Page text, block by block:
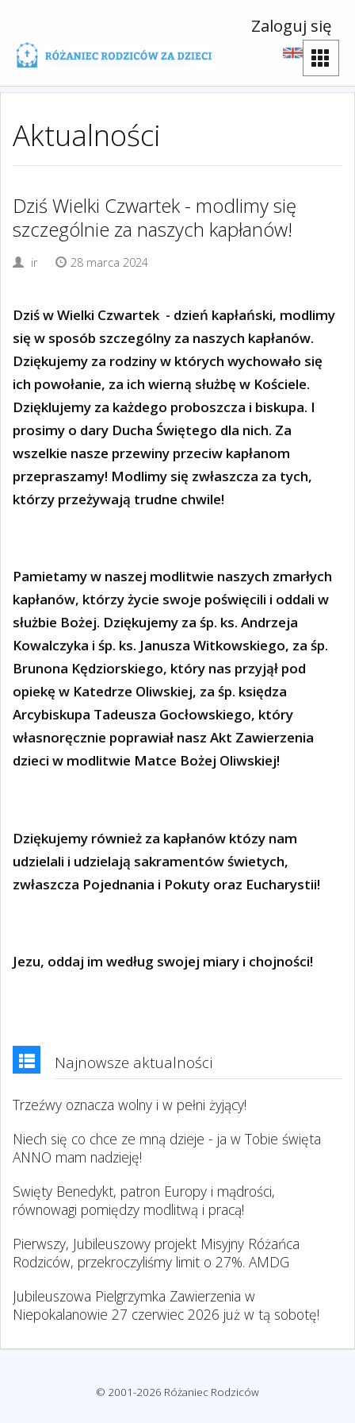
Zaloguj się
Aktualności
Dziś Wielki Czwartek - modlimy się
szczególnie za naszych kapłanów!
ir 28 marca 2024
Dziś w Wielki Czwartek - dzień kapłański, modlimy
się w sposób szczególny za naszych kapłanów.
Dziękujemy za rodziny w których wychowało się
ich powołanie, za ich wierną służbę w Kościele.
Dzięklujemy za każdego proboszcza i biskupa. I
prosimy o dary Ducha Świętego dla nich. Za
wszelkie nasze przewiny przeciw kapłanom
przepraszamy! Modlimy się zwłaszcza za tych,
którzy przeżywają trudne chwile!
Pamietamy w naszej modlitwie naszych zmarłych
kapłanów, którzy życie swoje poświęcili i oddali w
służbie Bożej. Dziękujemy za śp. ks. Andrzeja
Kowalczyka i śp. ks. Janusza Witkowskiego, za śp.
Brunona Kędziorskiego, który nas przyjął pod
opiekę w Katedrze Oliwskiej, za śp. księdza
Arcybiskupa Tadeusza Gocłowskiego, który
własnoręcznie poprawiał nasz Akt Zawierzenia
dzieci w modlitwie Matce Bożej Oliwskiej!
Dziękujemy również za kapłanów któzy nam
udzielali i udzielają sakramentów świetych,
zwłaszcza Pojednania i Pokuty oraz Eucharystii!
Jezu, oddaj im według swojej miary i chojności!
Najnowsze aktualności
Trzeźwy oznacza wolny i w pełni żyjący!
Niech się co chce ze mną dzieje - ja w Tobie święta
ANNO mam nadzieję!
Swięty Benedykt, patron Europy i mądrości,
równowagi pomiędzy modlitwą i pracą!
Pierwszy, Jubileuszowy projekt Misyjny Różańca
Rodziców, przekroczyliśmy limit o 27%. AMDG
Jubileuszowa Pielgrzymka Zawierzenia w
Niepokalanowie 27 czerwiec 2026 już w tą sobotę!
© 2001-2026 Różaniec Rodziców